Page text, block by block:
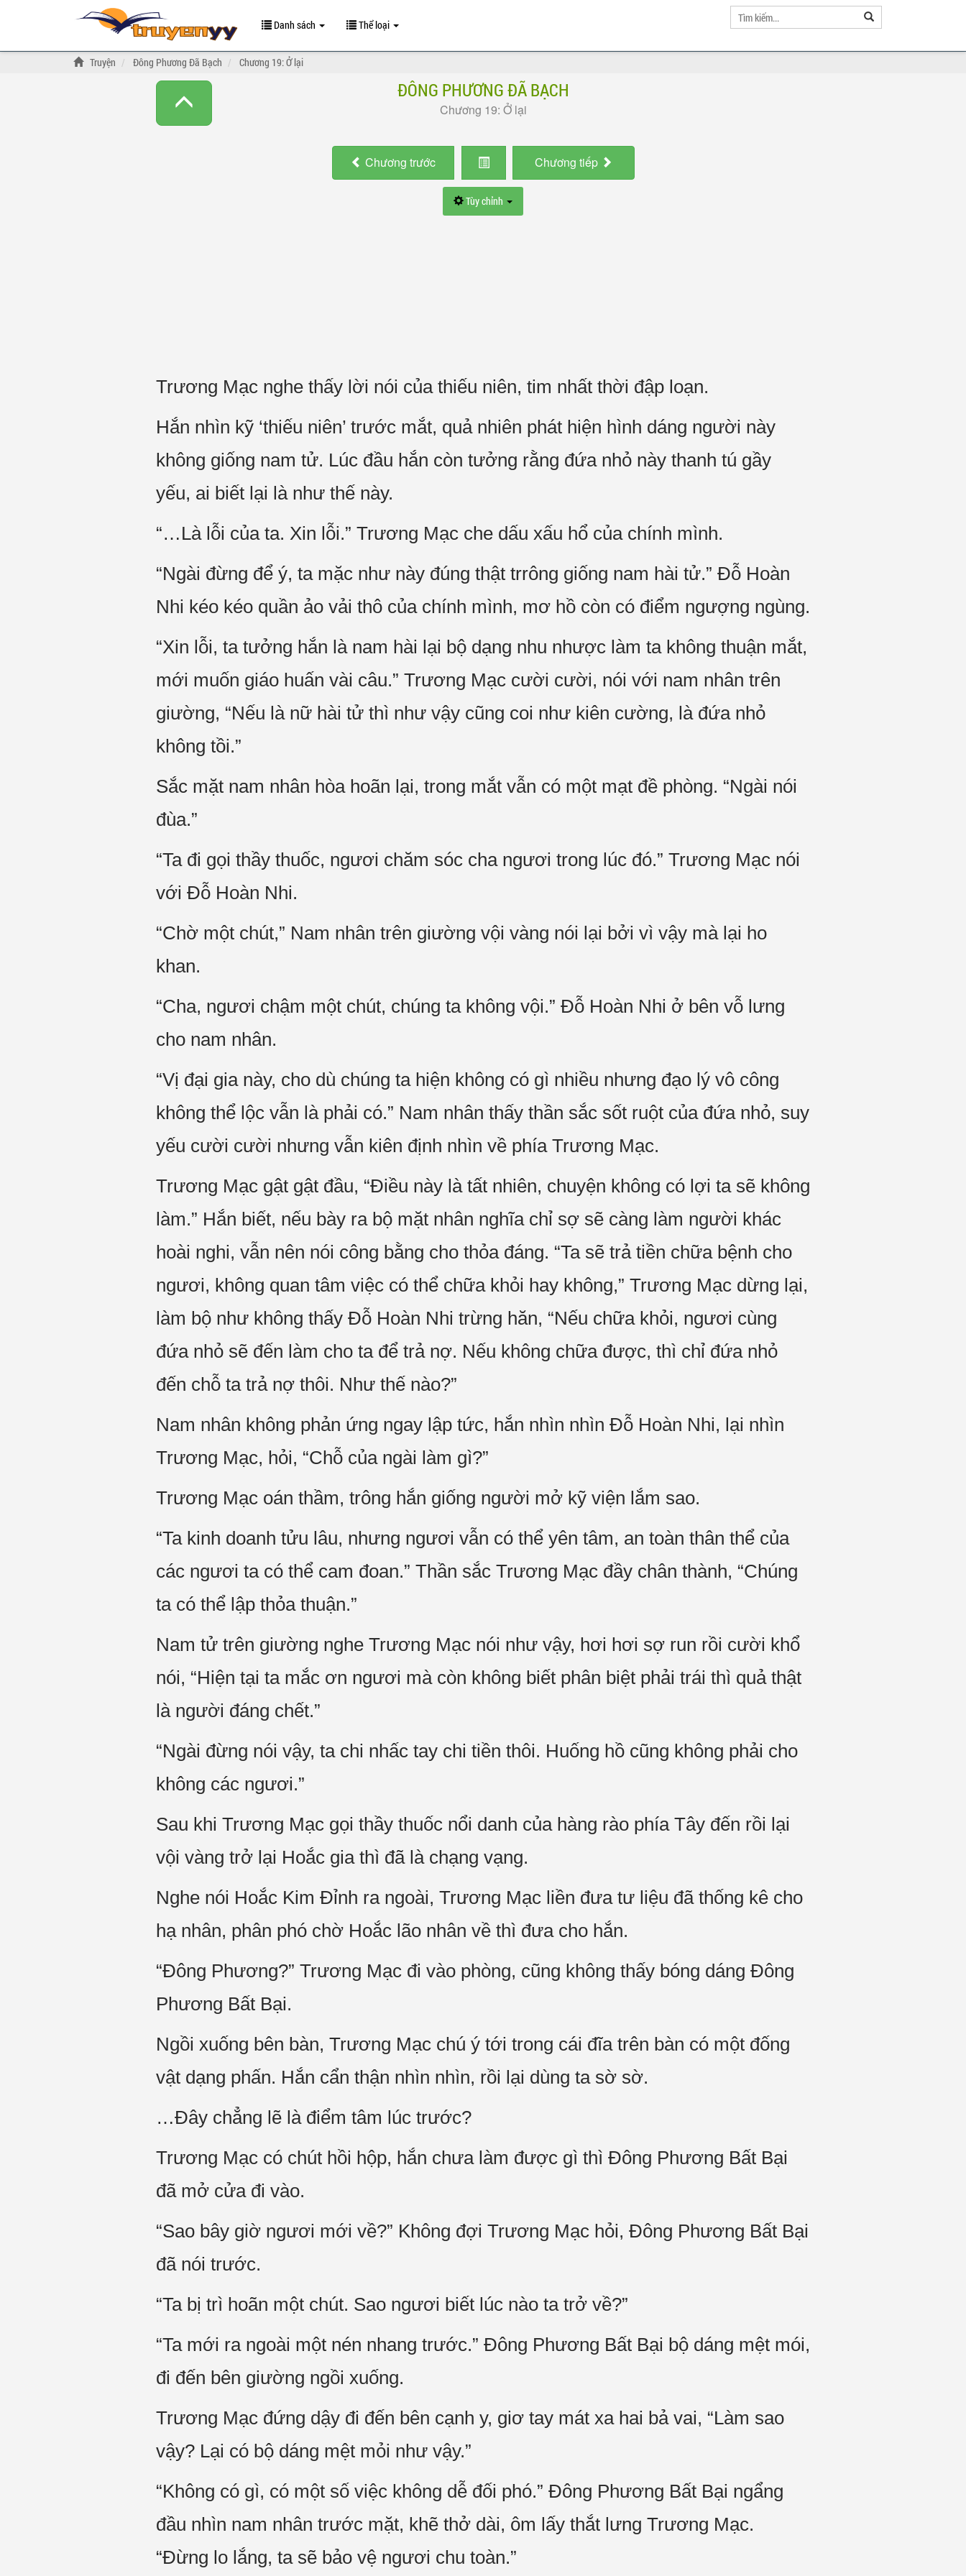
Danh sách Thể loại
Truyện Đông Phương Đã Bạch Chương 19: Ở lại
ĐÔNG PHƯƠNG ĐÃ BẠCH
Chương 19: Ở lại
Chương trước Chương tiếp
Tùy chỉnh
Trương Mạc nghe thấy lời nói của thiếu niên, tim nhất thời đập loạn.
Hắn nhìn kỹ ‘thiếu niên’ trước mắt, quả nhiên phát hiện hình dáng người này
không giống nam tử. Lúc đầu hắn còn tưởng rằng đứa nhỏ này thanh tú gầy
yếu, ai biết lại là như thế này.
“…Là lỗi của ta. Xin lỗi.” Trương Mạc che dấu xấu hổ của chính mình.
“Ngài đừng để ý, ta mặc như này đúng thật trrông giống nam hài tử.” Đỗ Hoàn
Nhi kéo kéo quần ảo vải thô của chính mình, mơ hồ còn có điểm ngượng ngùng.
“Xin lỗi, ta tưởng hắn là nam hài lại bộ dạng nhu nhược làm ta không thuận mắt,
mới muốn giáo huấn vài câu.” Trương Mạc cười cười, nói với nam nhân trên
giường, “Nếu là nữ hài tử thì như vậy cũng coi như kiên cường, là đứa nhỏ
không tồi.”
Sắc mặt nam nhân hòa hoãn lại, trong mắt vẫn có một mạt đề phòng. “Ngài nói
đùa.”
“Ta đi gọi thầy thuốc, ngươi chăm sóc cha ngươi trong lúc đó.” Trương Mạc nói
với Đỗ Hoàn Nhi.
“Chờ một chút,” Nam nhân trên giường vội vàng nói lại bởi vì vậy mà lại ho
khan.
“Cha, ngươi chậm một chút, chúng ta không vội.” Đỗ Hoàn Nhi ở bên vỗ lưng
cho nam nhân.
“Vị đại gia này, cho dù chúng ta hiện không có gì nhiều nhưng đạo lý vô công
không thể lộc vẫn là phải có.” Nam nhân thấy thần sắc sốt ruột của đứa nhỏ, suy
yếu cười cười nhưng vẫn kiên định nhìn về phía Trương Mạc.
Trương Mạc gật gật đầu, “Điều này là tất nhiên, chuyện không có lợi ta sẽ không
làm.” Hắn biết, nếu bày ra bộ mặt nhân nghĩa chỉ sợ sẽ càng làm người khác
hoài nghi, vẫn nên nói công bằng cho thỏa đáng. “Ta sẽ trả tiền chữa bệnh cho
ngươi, không quan tâm việc có thể chữa khỏi hay không,” Trương Mạc dừng lại,
làm bộ như không thấy Đỗ Hoàn Nhi trừng hăn, “Nếu chữa khỏi, ngươi cùng
đứa nhỏ sẽ đến làm cho ta để trả nợ. Nếu không chữa được, thì chỉ đứa nhỏ
đến chỗ ta trả nợ thôi. Như thế nào?”
Nam nhân không phản ứng ngay lập tức, hắn nhìn nhìn Đỗ Hoàn Nhi, lại nhìn
Trương Mạc, hỏi, “Chỗ của ngài làm gì?”
Trương Mạc oán thầm, trông hắn giống người mở kỹ viện lắm sao.
“Ta kinh doanh tửu lâu, nhưng ngươi vẫn có thể yên tâm, an toàn thân thể của
các ngươi ta có thể cam đoan.” Thần sắc Trương Mạc đầy chân thành, “Chúng
ta có thể lập thỏa thuận.”
Nam tử trên giường nghe Trương Mạc nói như vậy, hơi hơi sợ run rồi cười khổ
nói, “Hiện tại ta mắc ơn ngươi mà còn không biết phân biệt phải trái thì quả thật
là người đáng chết.”
“Ngài đừng nói vậy, ta chi nhấc tay chi tiền thôi. Huống hồ cũng không phải cho
không các ngươi.”
Sau khi Trương Mạc gọi thầy thuốc nổi danh của hàng rào phía Tây đến rồi lại
vội vàng trở lại Hoắc gia thì đã là chạng vạng.
Nghe nói Hoắc Kim Đỉnh ra ngoài, Trương Mạc liền đưa tư liệu đã thống kê cho
hạ nhân, phân phó chờ Hoắc lão nhân về thì đưa cho hắn.
“Đông Phương?” Trương Mạc đi vào phòng, cũng không thấy bóng dáng Đông
Phương Bất Bại.
Ngồi xuống bên bàn, Trương Mạc chú ý tới trong cái đĩa trên bàn có một đống
vật dạng phấn. Hắn cẩn thận nhìn nhìn, rồi lại dùng ta sờ sờ.
…Đây chẳng lẽ là điểm tâm lúc trước?
Trương Mạc có chút hồi hộp, hắn chưa làm được gì thì Đông Phương Bất Bại
đã mở cửa đi vào.
“Sao bây giờ ngươi mới về?” Không đợi Trương Mạc hỏi, Đông Phương Bất Bại
đã nói trước.
“Ta bị trì hoãn một chút. Sao ngươi biết lúc nào ta trở về?”
“Ta mới ra ngoài một nén nhang trước.” Đông Phương Bất Bại bộ dáng mệt mói,
đi đến bên giường ngồi xuống.
Trương Mạc đứng dậy đi đến bên cạnh y, giơ tay mát xa hai bả vai, “Làm sao
vậy? Lại có bộ dáng mệt mỏi như vậy.”
“Không có gì, có một số việc không dễ đối phó.” Đông Phương Bất Bại ngẩng
đầu nhìn nam nhân trước mặt, khẽ thở dài, ôm lấy thắt lưng Trương Mạc.
“Đừng lo lắng, ta sẽ bảo vệ ngươi chu toàn.”